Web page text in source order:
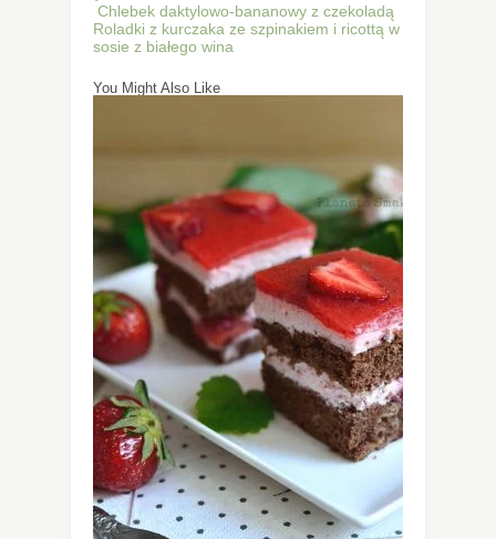
Chlebek daktylowo-bananowy z czekoladą
Roladki z kurczaka ze szpinakiem i ricottą w
sosie z białego wina
You Might Also Like